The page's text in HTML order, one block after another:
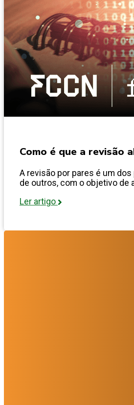
Como é que a revisão
A revisão por pares é um
de outros, com o objetivo de
Ler artigo